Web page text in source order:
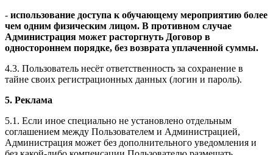
- использование доступа к обучающему мероприятию более
чем одним физическим лицом. В противном случае
Администрация может расторгнуть Договор в
одностороннем порядке, без возврата уплаченной суммы.
4.3. Пользователь несёт ответственность за сохранение в
тайне своих регистрационных данных (логин и пароль).
5. Реклама
5.1. Если иное специально не установлено отдельным
соглашением между Пользователем и Администрацией,
Администрация может без дополнительного уведомления и